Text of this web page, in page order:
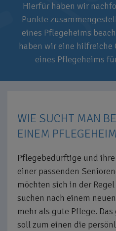
Hierfür haben wir
Punkte
eines Pflegeheims
haben wir eine hilfreiche
eines Pflegeheims
WIE SUCHT MAN
EINEM
Pflegebedürftige und
einer passenden
möchten sich in der
suchen nach einem
mehr als gute Pflege.
soll zum einen die